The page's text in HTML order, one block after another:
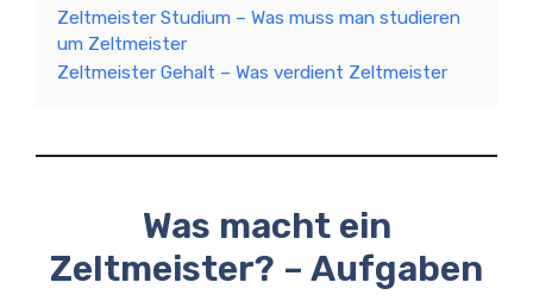
Zeltmeister Studium – Was muss man studieren
um Zeltmeister
Zeltmeister Gehalt – Was verdient Zeltmeister
Was macht ein
Zeltmeister? – Aufgaben